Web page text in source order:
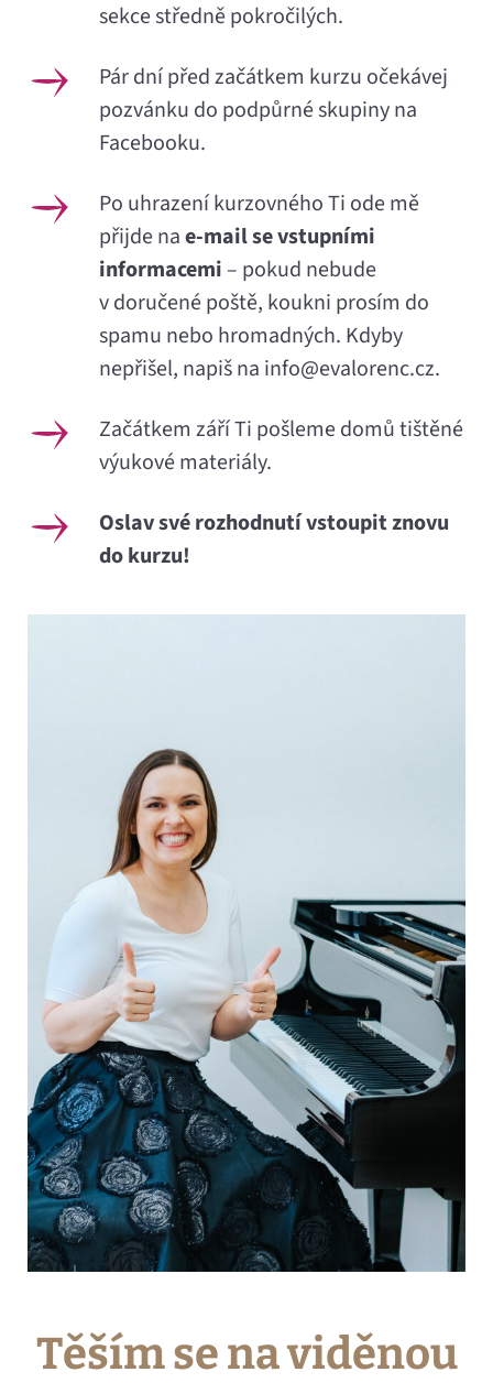
sekce středně pokročilých.
Pár dní před začátkem kurzu očekávej
pozvánku do podpůrné skupiny na
Facebooku.
Po uhrazení kurzovného Ti ode mě
přijde nae-mail se vstupními
informacemi – pokud nebude
v doručené poště, koukni prosím do
spamu nebo hromadných. Kdyby
nepřišel, napiš na info@evalorenc.cz.
Začátkem září Ti pošleme domů tištěné
výukové materiály.
Oslav své rozhodnutí vstoupit znovu
do kurzu!
Těším se na viděnou